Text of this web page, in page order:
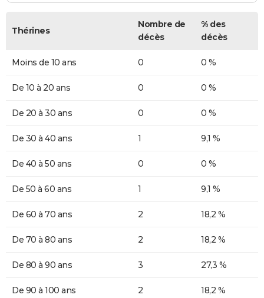
Thérines
Nombre de
décès
% des
décès
Moins de 10 ans 0 0 %
De 10 à 20 ans 0 0 %
De 20 à 30 ans 0 0 %
De 30 à 40 ans 1 9,1 %
De 40 à 50 ans 0 0 %
De 50 à 60 ans 1 9,1 %
De 60 à 70 ans 2 18,2 %
De 70 à 80 ans 2 18,2 %
De 80 à 90 ans 3 27,3 %
De 90 à 100 ans 2 18,2 %